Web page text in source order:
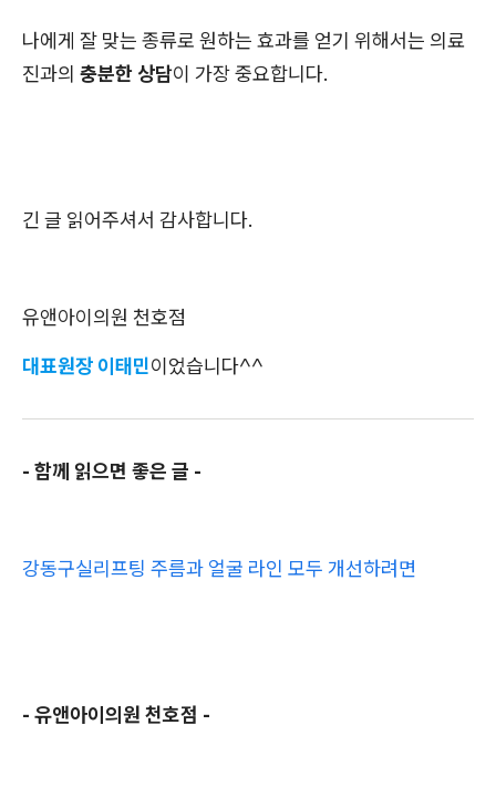
나에게 잘 맞는 종류로 원하는 효과를 얻기 위해서는 의료
진과의 충분한 상담이 가장 중요합니다.
긴 글 읽어주셔서 감사합니다.
유앤아이의원 천호점
대표원장 이태민이었습니다^^
- 함께 읽으면 좋은 글 -
강동구실리프팅 주름과 얼굴 라인 모두 개선하려면
- 유앤아이의원 천호점 -